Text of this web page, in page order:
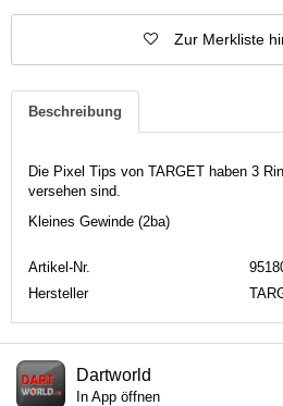
Zur Merkliste
Beschreibung
Die Pixel Tips von TARGET haben 3
versehen sind.
Kleines Gewinde (2ba)
Artikel-Nr.
Hersteller
Dartworld
In App öffnen